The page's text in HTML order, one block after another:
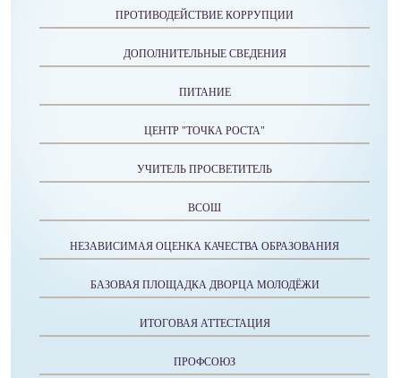
ПРОТИВОДЕЙСТВИЕ КОРРУПЦИИ
ДОПОЛНИТЕЛЬНЫЕ СВЕДЕНИЯ
ПИТАНИЕ
ЦЕНТР "ТОЧКА РОСТА"
УЧИТЕЛЬ ПРОСВЕТИТЕЛЬ
ВСОШ
НЕЗАВИСИМАЯ ОЦЕНКА КАЧЕСТВА ОБРАЗОВАНИЯ
БАЗОВАЯ ПЛОЩАДКА ДВОРЦА МОЛОДЁЖИ
ИТОГОВАЯ АТТЕСТАЦИЯ
ПРОФСОЮЗ